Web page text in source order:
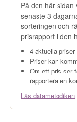
På den här sidan
senaste 3
sorteringen och
prisrapport i den
4 aktuella
Priser kan
Om ett pris ser
rapportera en
Läs datametodiken